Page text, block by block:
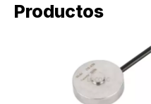
Productos